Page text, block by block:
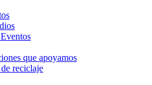
que apoyamos
reciclaje